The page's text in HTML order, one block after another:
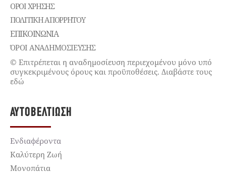
ΌΡΟΙ ΧΡΉΣΗΣ
ΠΟΛΙΤΙΚΉ ΑΠΟΡΡΉΤΟΥ
ΕΠΙΚΟΙΝΩΝΊΑ
ΌΡΟΙ ΑΝΑΔΗΜΟΣΙΕΥΣΗΣ
© Επιτρέπεται η αναδημοσίευση περιεχομένου μόνο υπό
συγκεκριμένους όρους και προϋποθέσεις. Διαβάστε τους
εδώ
ΑΥΤΟΒΕΛΤΊΩΣΗ
Ενδιαφέροντα
Καλύτερη Ζωή
Μονοπάτια